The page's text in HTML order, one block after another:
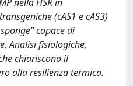
(cAS1 e cAS3)
capace di
Analisi fisiologiche,
chiariscono il
alla resilienza termica.